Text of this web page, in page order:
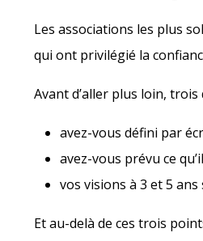
Les associations les plus
qui ont privilégié la
Avant d’aller plus loin,
avez-vous défini par
avez-vous prévu ce
vos visions à 3 et 5
Et au-delà de ces trois